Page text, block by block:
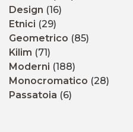
Design (16)
Etnici (29)
Geometrico (85)
Kilim (71)
Moderni (188)
Monocromatico (28)
Passatoia (6)